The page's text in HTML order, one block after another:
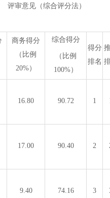
评审意见（综合评分法）
商务得分
（比例
20%）
综合得分
（比例
100%）
得分
排名
16.80 90.72 1
17.00 90.40 2
9.40 74.16 3